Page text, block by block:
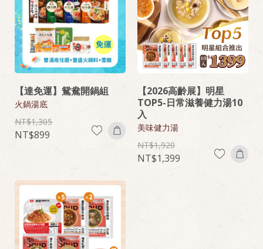
【達免運】鴛鴦開鍋組
火鍋湯底
1,305
899
【2026高齡展】明星
TOP5-日常滋養健力湯10
入
美味健力湯
1,920
1,399